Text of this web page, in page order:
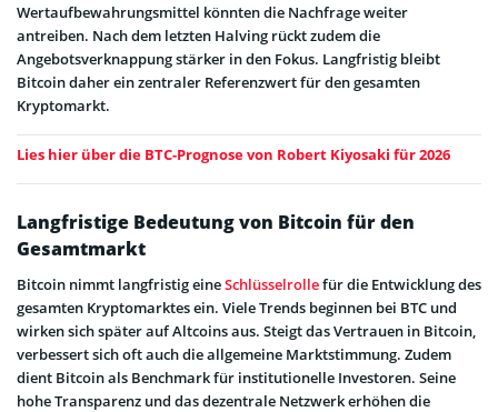
Wertaufbewahrungsmittel könnten die Nachfrage weiter
antreiben. Nach dem letzten Halving rückt zudem die
Angebotsverknappung stärker in den Fokus. Langfristig bleibt
Bitcoin daher ein zentraler Referenzwert für den gesamten
Kryptomarkt.
Lies hier über die BTC-Prognose von Robert Kiyosaki für 2026
Langfristige Bedeutung von Bitcoin für den
Gesamtmarkt
Bitcoin nimmt langfristig eineSchlüsselrollefür die Entwicklung des
gesamten Kryptomarktes ein. Viele Trends beginnen bei BTC und
wirken sich später auf Altcoins aus. Steigt das Vertrauen in Bitcoin,
verbessert sich oft auch die allgemeine Marktstimmung. Zudem
dient Bitcoin als Benchmark für institutionelle Investoren. Seine
hohe Transparenz und das dezentrale Netzwerk erhöhen die